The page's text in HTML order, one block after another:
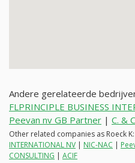
Andere gerelateerde
FLPRINCIPLE BUSINESS
Peevan nv GB Partner | C. &
Other related companies as Roeck K:
INTERNATIONAL NV | NIC-NAC |
CONSULTING | ACIF